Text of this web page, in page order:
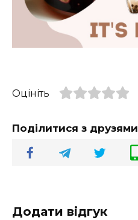
Оцініть
Поділитися з друзями
Додати відгук